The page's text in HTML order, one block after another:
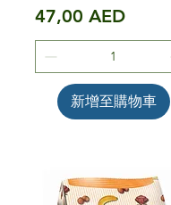
價格
47,00 AED
新增至購物車